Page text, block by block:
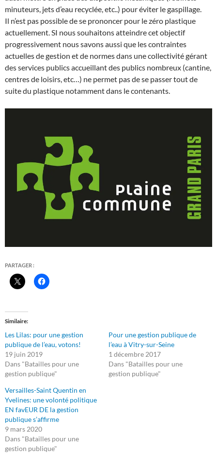
minuteurs, jets d’eau recyclée, etc..) pour éviter le gaspillage.
Il n’est pas possible de se prononcer pour le zéro plastique
actuellement. SI nous souhaitons atteindre cet objectif
progressivement nous savons aussi que les contraintes
actuelles de gestion et de normes dans une collectivité gérant
des services publics accueillant des publics nombreux (cantine,
centres de loisirs, etc…) ne permet pas de se passer tout de
suite du plastique notamment dans le contenants.
PARTAGER :
Similaire
Les Lilas: pour une gestion
publique de l’eau, votons!
19 juin 2019
Dans "Batailles pour une
gestion publique"
Pour une gestion publique de
l’eau à Vitry-sur-Seine
1 décembre 2017
Dans "Batailles pour une
gestion publique"
Versailles-Saint Quentin en
Yvelines: une volonté politique
EN favEUR DE la gestion
publique s’affirme
9 mars 2020
Dans "Batailles pour une
gestion publique"